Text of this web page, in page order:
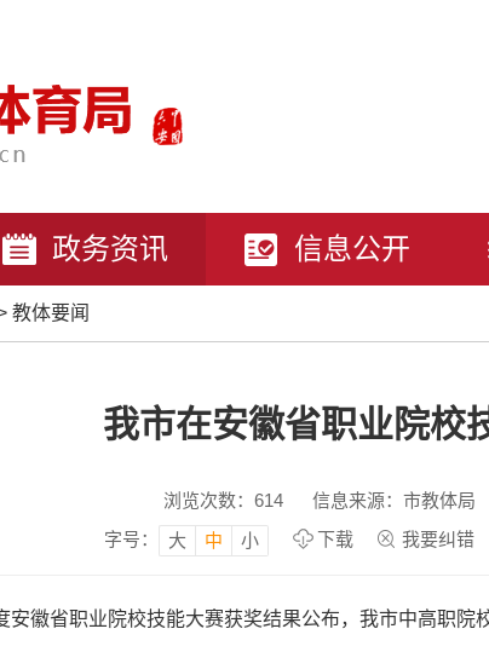
政务资讯 信息公开
教体要闻
我市在安徽省职业院校
浏览次数： 614 信息来源：市教体局
字号：
大 中 小 下载 我要纠错
安徽省职业院校技能大赛获奖结果公布，我市中高职院